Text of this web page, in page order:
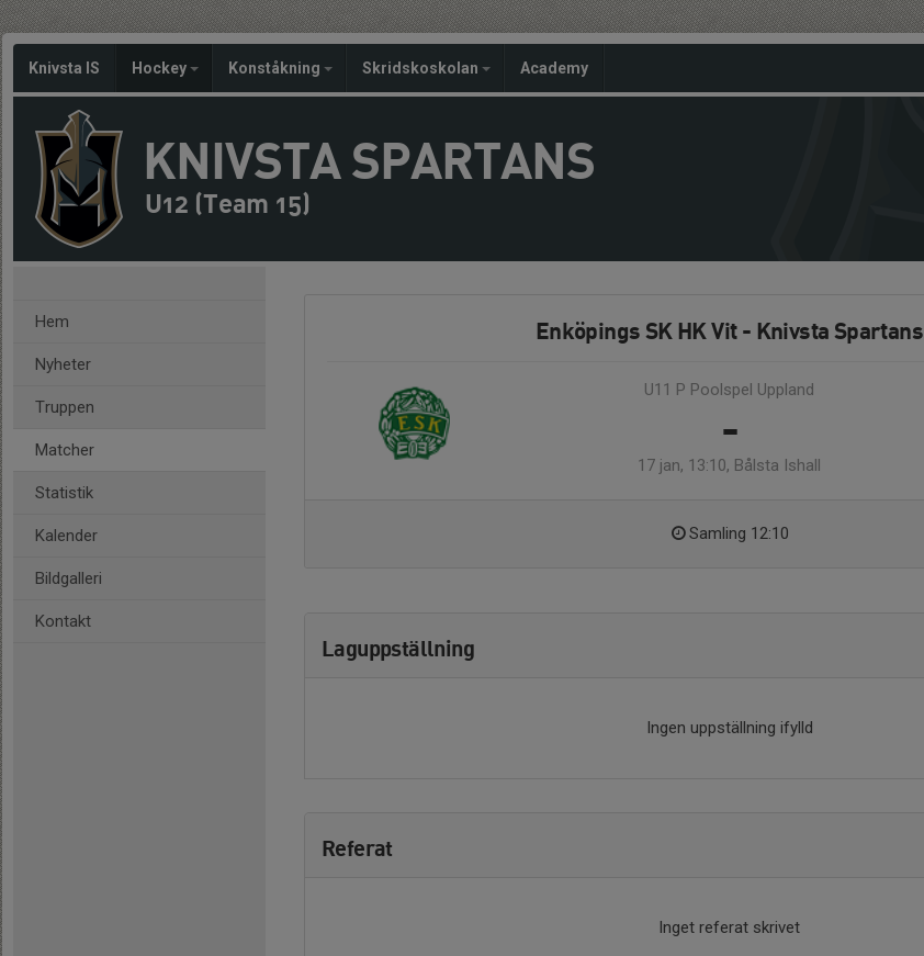
Knivsta IS Hockey Konståkning Skridskoskolan Academy
KNIVSTA SPARTANS
U12 (Team 15)
Hem
Nyheter
Truppen
Matcher
Statistik
Kalender
Bildgalleri
Kontakt
Enköpings SK HK Vit - Knivsta Spartans
U11 P Poolspel Uppland
-
17 jan, 13:10, Bålsta Ishall
Samling 12:10
Laguppställning
Ingen uppställning ifylld
Referat
Inget referat skrivet